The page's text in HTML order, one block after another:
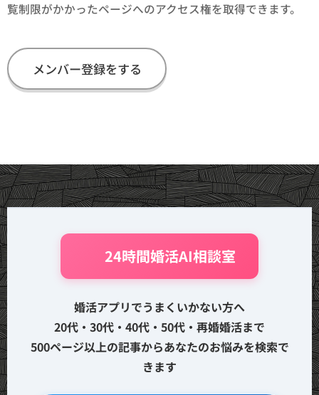
覧制限がかかったページへのアクセス権を取得できます。
メンバー登録をする
🤖 24時間婚活AI相談室
婚活アプリでうまくいかない方へ
20代・30代・40代・50代・再婚婚活まで
500ページ以上の記事からあなたのお悩みを検索で
きます